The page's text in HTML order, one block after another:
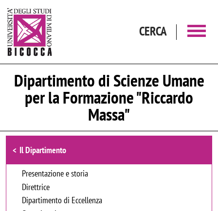
CERCA
Dipartimento di Scienze Umane
per la Formazione "Riccardo
Massa"
Browse the section
Il Dipartimento
Presentazione e storia
Direttrice
Dipartimento di Eccellenza